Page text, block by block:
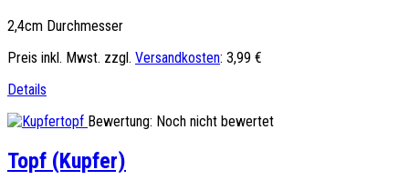
2,4cm Durchmesser
Preis inkl. Mwst. zzgl. Versandkosten: 3,99 €
Details
Bewertung: Noch nicht bewertet
Topf (Kupfer)